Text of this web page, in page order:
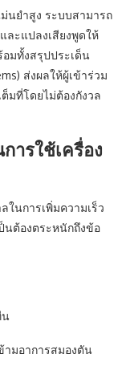
นยำสูง ระบบสามารถ
ละแปลงเสียงพูดให้
มทั้งสรุปประเด็น
ส่งผลให้ผู้เข้าร่วม
มที่โดยไม่ต้องกังวล
ารใช้เครื่อง
ในการเพิ่มความเร็ว
นต้องตระหนักถึงข้อ
น
มอาการสมองตัน